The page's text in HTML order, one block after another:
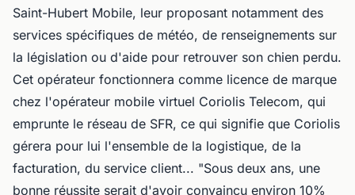
Saint-Hubert Mobile, leur proposant notamment des
services spécifiques de météo, de renseignements sur
la législation ou d'aide pour retrouver son chien perdu.
Cet opérateur fonctionnera comme licence de marque
chez l'opérateur mobile virtuel Coriolis Telecom, qui
emprunte le réseau de SFR, ce qui signifie que Coriolis
gérera pour lui l'ensemble de la logistique, de la
facturation, du service client... "Sous deux ans, une
bonne réussite serait d'avoir convaincu environ 10%